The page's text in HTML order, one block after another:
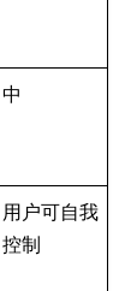
中
用户可自我
控制